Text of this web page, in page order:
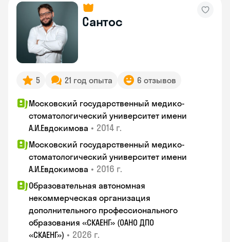
Сантос
5 21 год опыта 6 отзывов
Московский государственный медико-
стоматологический университет имени
А.И.Евдокимова • 2014 г.
Московский государственный медико-
стоматологический университет имени
А.И.Евдокимова • 2016 г.
Образовательная автономная
некоммерческая организация
дополнительного профессионального
образования «СКАЕНГ» (ОАНО ДПО
«СКАЕНГ») • 2026 г.